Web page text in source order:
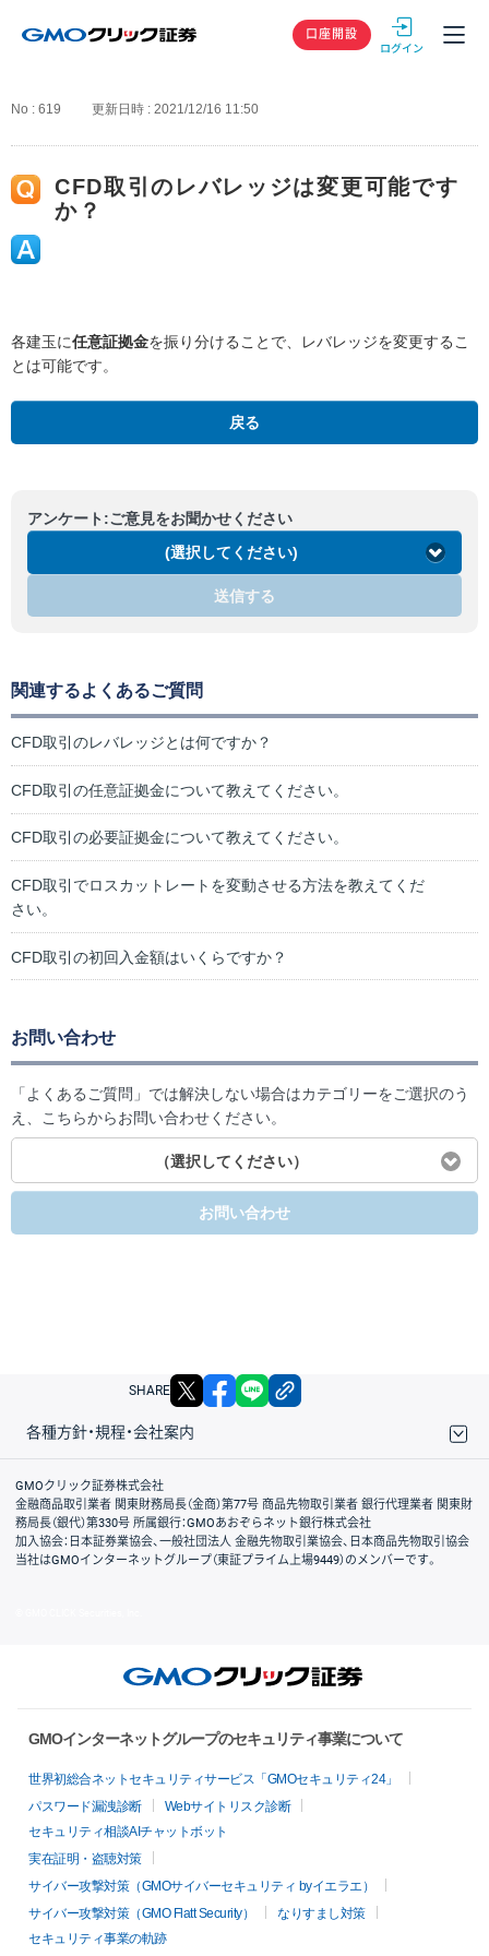
GMOクリック
口座開設
No : 619 更新日時 : 2021/12/16 11:50
CFD取引のレバレッジは変更可能です
か？
各建玉に任意証拠金を振り分けることで、レバレッジを変更するこ
とは可能です。
戻る
アンケート:ご意見をお聞かせください
(選択してください)
送信する
関連するよくあるご質問
CFD取引のレバレッジとは何ですか？
CFD取引の任意証拠金について教えてください。
CFD取引の必要証拠金について教えてください。
CFD取引でロスカットレートを変動させる方法を教えてくだ
さい。
CFD取引の初回入金額はいくらですか？
お問い合わせ
「よくあるご質問」では解決しない場合はカテゴリーをご選択のう
え、こちらからお問い合わせください。
（選択してください）
お問い合わせ
SHARE X facebook
各種方針・規程・会社案内
取引規程・約款
サイトマップ
その他のご案内
個人情報保護方針
最良執行方針
サイトのご利用について
ディスクレイマー
信託保全
リスク説明
会社案内
GMOクリック証券株式会社
金融商品取引業者 関東財務局長（金商）第77号 商品先物取引業者 銀行代理業者 関東財
務局長（銀代）第330号 所属銀行：GMOあおぞらネット銀行株式会社
加入協会：日本証券業協会、一般社団法人 金融先物取引業協会、日本商品先物取引協会
当社はGMOインターネットグループ（東証プライム上場9449）のメンバーです。
GMOインターネットグループのセキュリティ事業について
世界初総合ネットセキュリティサービス「GMOセキュリティ24」
パスワード漏洩診断
Webサイトリスク診断
セキュリティ相談AIチャットボット
実在証明・盗聴対策
サイバー攻撃対策（GMOサイバーセキュリティ byイエラエ）
サイバー攻撃対策（GMO Flatt Security）
なりすまし対策
セキュリティ事業の軌跡